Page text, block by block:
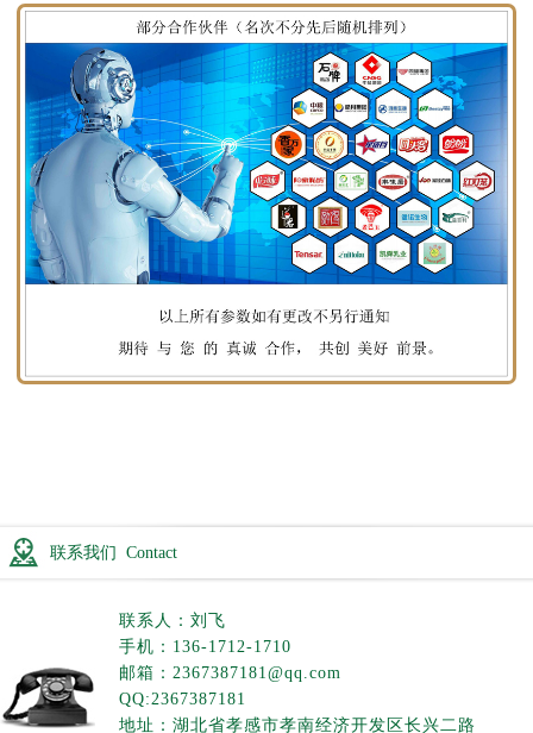
联系我们 Contact
联系人：刘飞
手机：136-1712-1710
邮箱：2367387181@qq.com
QQ:2367387181
地址：湖北省孝感市孝南经济开发区长兴二路